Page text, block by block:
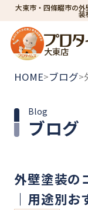
大東市・四條畷市の
装
大東店
HOME>ブログ>
ブログ
Blog
外壁塗装の
｜用途別